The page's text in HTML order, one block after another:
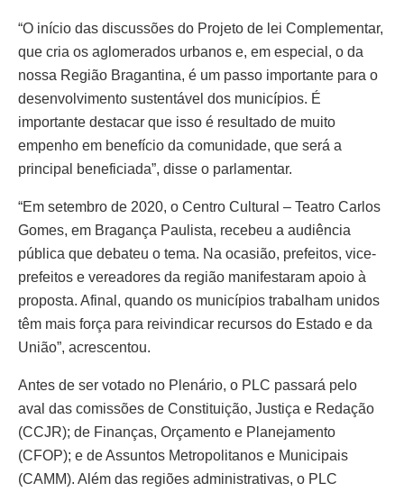
“O início das discussões do Projeto de lei Complementar,
que cria os aglomerados urbanos e, em especial, o da
nossa Região Bragantina, é um passo importante para o
desenvolvimento sustentável dos municípios. É
importante destacar que isso é resultado de muito
empenho em benefício da comunidade, que será a
principal beneficiada”, disse o parlamentar.
“Em setembro de 2020, o Centro Cultural – Teatro Carlos
Gomes, em Bragança Paulista, recebeu a audiência
pública que debateu o tema. Na ocasião, prefeitos, vice-
prefeitos e vereadores da região manifestaram apoio à
proposta. Afinal, quando os municípios trabalham unidos
têm mais força para reivindicar recursos do Estado e da
União”, acrescentou.
Antes de ser votado no Plenário, o PLC passará pelo
aval das comissões de Constituição, Justiça e Redação
(CCJR); de Finanças, Orçamento e Planejamento
(CFOP); e de Assuntos Metropolitanos e Municipais
(CAMM). Além das regiões administrativas, o PLC